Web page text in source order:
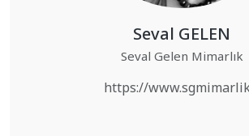
Seval GELEN
Seval Gelen Mimarlık
https://